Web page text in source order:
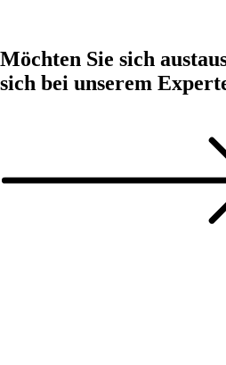
Möchten Sie sich
sich bei unserem